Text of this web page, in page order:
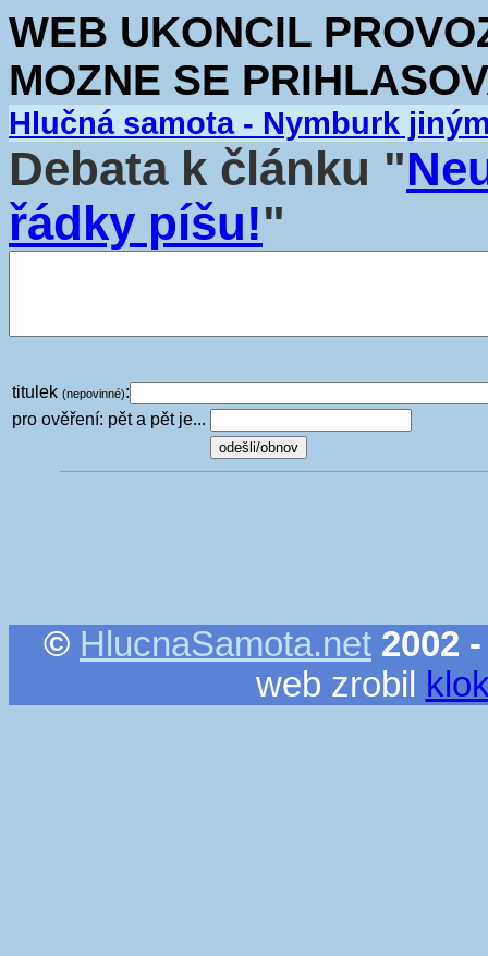
WEB UKONCIL
MOZNE SE
Hlučná samota - Nymburk
Debata k článku "
řádky píšu!"
titulek (nepovinné):
pro ověření: pět a pět je...
© HlucnaSamota.net 2002
web zrobil